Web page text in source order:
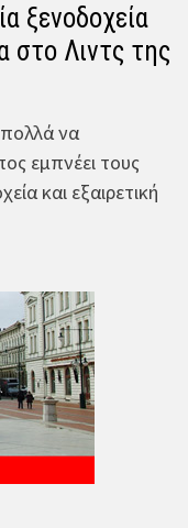
ξενοδοχεία
στο Λιντς της
πολλά να
εμπνέει τους
και εξαιρετική